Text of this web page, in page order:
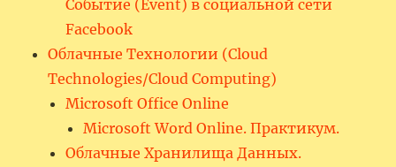
Событие (Event) в социальной сети
Facebook
Облачные Технологии (Cloud
Technologies/Cloud Computing)
Microsoft Office Online
Microsoft Word Online. Практикум.
Облачные Хранилища Данных.